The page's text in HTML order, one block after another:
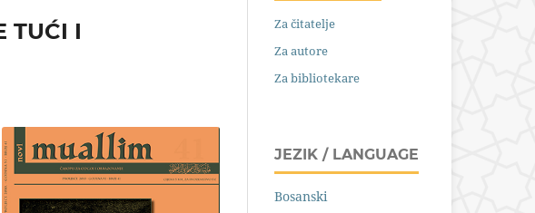
TUĆI I
Za čitatelje
Za autore
Za bibliotekare
JEZIK / LANGUAGE
Bosanski